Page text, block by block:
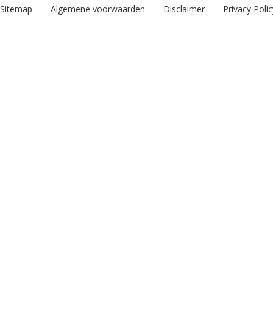
Sitemap Algemene voorwaarden Disclaimer Privacy